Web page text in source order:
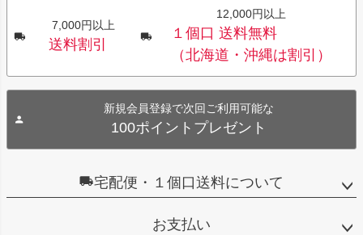
7,000円以上
送料割引
12,000円以上
１個口 送料無料
（北海道・沖縄は割引）
新規会員登録で次回ご利用可能な
100ポイントプレゼント
宅配便・１個口送料について
お支払い